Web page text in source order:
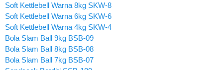
Soft Kettlebell Warna 8kg SKW-8
Soft Kettlebell Warna 6kg SKW-6
Soft Kettlebell Warna 4kg SKW-4
Bola Slam Ball 9kg BSB-09
Bola Slam Ball 8kg BSB-08
Bola Slam Ball 7kg BSB-07